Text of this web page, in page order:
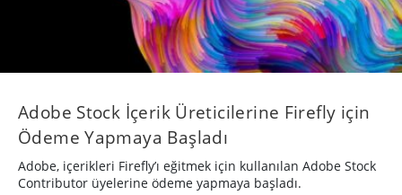
Adobe Stock İçerik Üreticilerine Firefly için
Ödeme Yapmaya Başladı
Adobe, içerikleri Firefly’ı eğitmek için kullanılan Adobe Stock
Contributor üyelerine ödeme yapmaya başladı.